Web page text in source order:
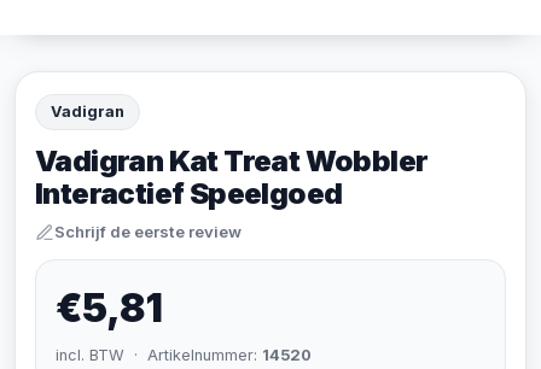
Vadigran
Vadigran Kat Treat Wobbler
Interactief Speelgoed
Schrijf de eerste review
€5,81
incl. BTW · Artikelnummer: 14520